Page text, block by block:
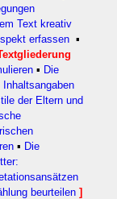
Text kreativ
erfassen ▪
▪ Die
Inhaltsangaben
der Eltern und
▪ Die
beurteilen ]